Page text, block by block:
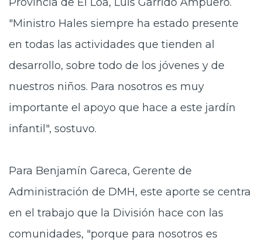
"Ministro Hales siempre ha estado presente
en todas las actividades que tienden al
desarrollo, sobre todo de los jóvenes y de
nuestros niños. Para nosotros es muy
importante el apoyo que hace a este jardín
infantil", sostuvo.
Para Benjamín Gareca, Gerente de
Administración de DMH, este aporte se centra
en el trabajo que la División hace con las
comunidades, "porque para nosotros es